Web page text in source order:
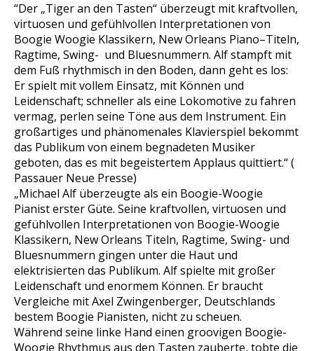
“Der „Tiger an den Tasten“ überzeugt mit kraftvollen,
virtuosen und gefühlvollen Interpretationen von
Boogie Woogie Klassikern, New Orleans Piano–Titeln,
Ragtime, Swing- und Bluesnummern. Alf stampft mit
dem Fuß rhythmisch in den Boden, dann geht es los:
Er spielt mit vollem Einsatz, mit Können und
Leidenschaft; schneller als eine Lokomotive zu fahren
vermag, perlen seine Töne aus dem Instrument. Ein
großartiges und phänomenales Klavierspiel bekommt
das Publikum von einem begnadeten Musiker
geboten, das es mit begeistertem Applaus quittiert.“ (
Passauer Neue Presse)
„Michael Alf überzeugte als ein Boogie-Woogie
Pianist erster Güte. Seine kraftvollen, virtuosen und
gefühlvollen Interpretationen von Boogie-Woogie
Klassikern, New Orleans Titeln, Ragtime, Swing- und
Bluesnummern gingen unter die Haut und
elektrisierten das Publikum. Alf spielte mit großer
Leidenschaft und enormem Können. Er braucht
Vergleiche mit Axel Zwingenberger, Deutschlands
bestem Boogie Pianisten, nicht zu scheuen.
Während seine linke Hand einen groovigen Boogie-
Woogie Rhythmus aus den Tasten zauberte, tobte die